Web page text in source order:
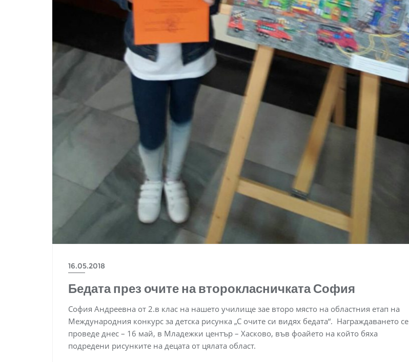
16.05.2018
Бедата през очите на второкласничката София
София Андреевна от 2.в клас на нашето училище зае второ място на областния етап на
Мeждународния конкурс за детска рисунка „С очите си видях бедата“. Награждаването се
проведе днес – 16 май, в Младежки център – Хасково, във фоайето на който бяха
подредени рисунките на децата от цялата област.